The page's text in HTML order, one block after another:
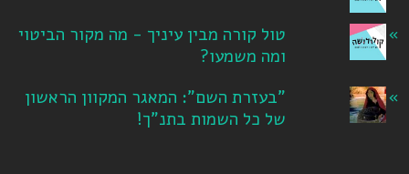
טול קורה מבין עיניך - מה מקור הביטוי
ומה משמעו?
"בעזרת השם": המאגר המקוון הראשון
של כל השמות בתנ"ך!